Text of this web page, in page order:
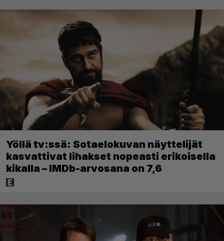
Yöllä tv:ssä: Sotaelokuvan näyttelijät
kasvattivat lihakset nopeasti erikoisella
kikalla – IMDb-arvosana on 7,6